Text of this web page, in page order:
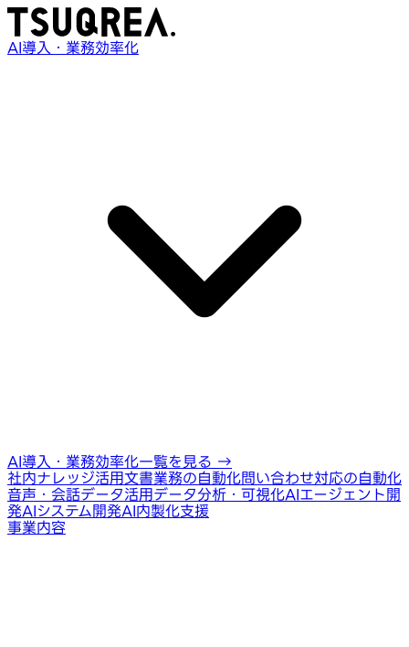
AI導入・業務効率化
AI導入・業務効率化一覧を見る →
社内ナレッジ活用文書業務の自動化問い合わせ対応の自動化
音声・会話データ活用データ分析・可視化AIエージェント開
発AIシステム開発AI内製化支援
事業内容